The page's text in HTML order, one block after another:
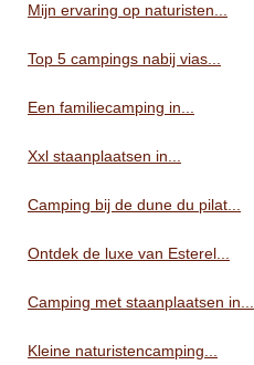
Mijn ervaring op naturisten...
Top 5 campings nabij vias...
Een familiecamping in...
Xxl staanplaatsen in...
Camping bij de dune du pilat...
Ontdek de luxe van Esterel...
Camping met staanplaatsen in...
Kleine naturistencamping...